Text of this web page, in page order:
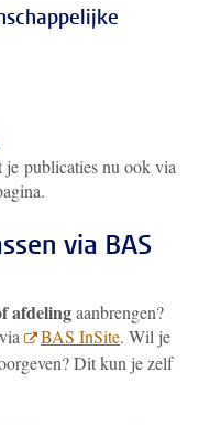
publicaties nu ook via
via BAS
afdelingaanbrengen?
BAS InSite. Wil je
Dit kun je zelf